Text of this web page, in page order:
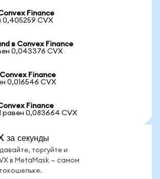
Finance
0,405259 CVX
в Convex Finance
0,043376 CVX
Finance
0,016546 CVX
Finance
равен 0,083664 CVX
за секунды
торгуйте и
в MetaMask — самом